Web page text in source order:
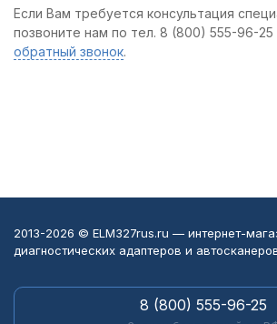
Если Вам требуется консультация
позвоните нам по тел. 8 (800) 555-96-25
обратный звонок.
2013-2026 © ELM327rus.ru — интернет-
диагностических адаптеров и
8 (800) 555-96-25